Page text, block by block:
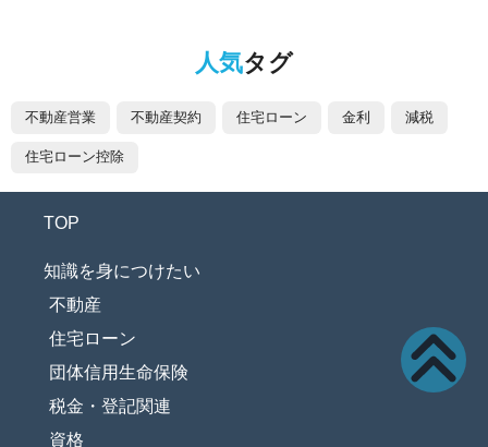
人気タグ
不動産営業 不動産契約 住宅ローン 金利 減税
住宅ローン控除
TOP
知識を身につけたい
不動産
住宅ローン
団体信用生命保険
税金・登記関連
資格